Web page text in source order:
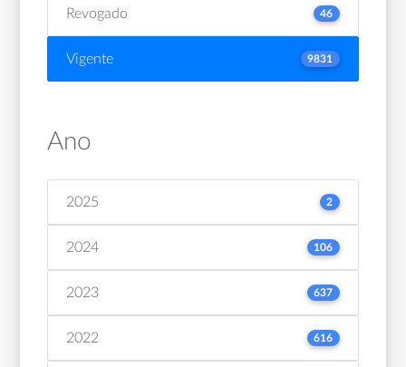
Revogado 46
Vigente 9831
Ano
2025 2
2024 106
2023 637
2022 616